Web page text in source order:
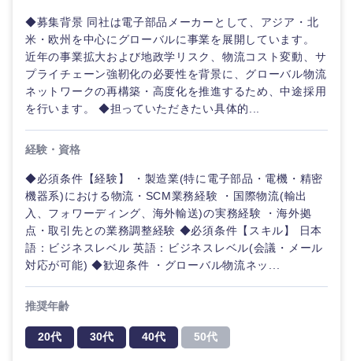
SCM
人事
マーケテ
ィング
営業
サービス
クリエイ
ティブ
コンサル
タント
専門職
新規事業企画・立上げ
M&A・事業投資
経営企画
その他企画業務
人事
マーケティング
営業
サービス
クリエイティブ
コンサルタント
専門職
技術職（モノづくり）
素材・化学・金属
食品・化粧品・アパレル・消費財
メディカル・ヘルスケア・ライフサイエンス
金融
建設・不動産
倉庫・運輸・物流
小売・通販・外食
福島県
関東地方
茨城県 栃木県
群馬県
千葉県 東京都
神奈川県
フリーワード
こだわり条件を入力ください
急募
上場企業
スタートアップ企
業
外資系企業 英語を活かす
転勤なし 海外勤務あり
フルリモート
年間休日120日以
上
◆募集背景 同社は電子部品メーカーとして、アジア・北
米・欧州を中心にグローバルに事業を展開しています。
近年の事業拡大および地政学リスク、物流コスト変動、サ
プライチェーン強靭化の必要性を背景に、グローバル物流
ネットワークの再構築・高度化を推進するため、中途採用
を行います。 ◆担っていただきたい具体的...
経験・資格
◆必須条件【経験】 ・製造業(特に電子部品・電機・精密
機器系)における物流・SCM業務経験 ・国際物流(輸出
入、フォワーディング、海外輸送)の実務経験 ・海外拠
点・取引先との業務調整経験 ◆必須条件【スキル】 日本
語：ビジネスレベル 英語：ビジネスレベル(会議・メール
対応が可能) ◆歓迎条件 ・グローバル物流ネッ...
推奨年齢
20代 30代 40代 50代